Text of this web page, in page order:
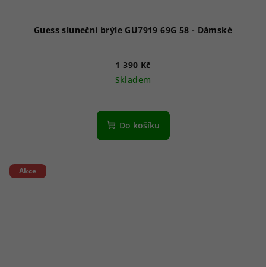
Guess sluneční brýle GU7919 69G 58 - Dámské
1 390 Kč
Skladem
Do košíku
Akce